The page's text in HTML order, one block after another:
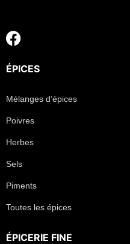
ÉPICES
Mélanges d’épices
Poivres
Herbes
Sels
Piments
Toutes les épices
ÉPICERIE FINE